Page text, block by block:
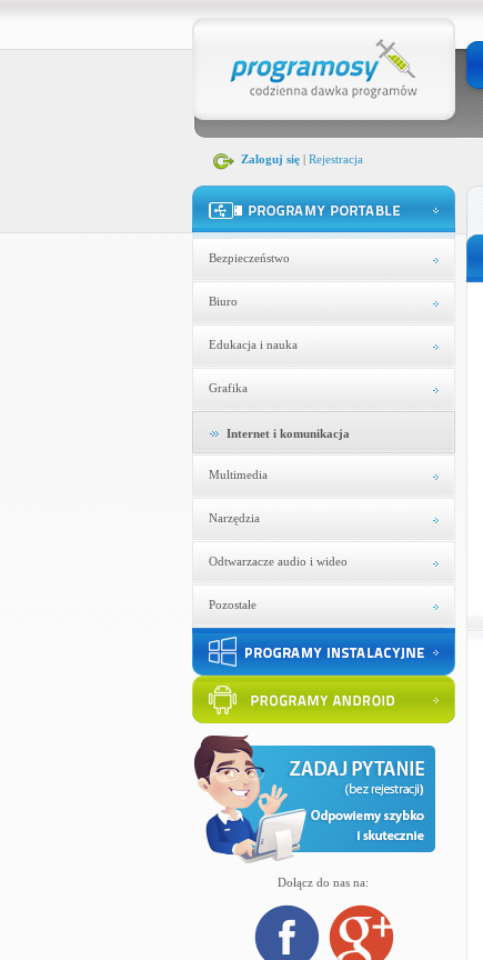
Zaloguj się| Rejestracja
Bezpieczeństwo
Biuro
Edukacja i nauka
Grafika
Internet i komunikacja
Multimedia
Narzędzia
Odtwarzacze audio i wideo
Pozostałe
Dołącz do nas na: